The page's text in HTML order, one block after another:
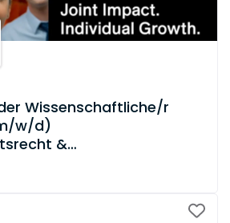
Wissenschaftliche/r
w/d)
&